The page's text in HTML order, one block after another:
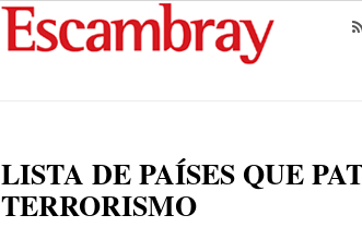
LISTA DE PAÍSES QUE
TERRORISMO